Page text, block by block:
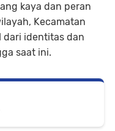
kaya dan peran
Kecamatan
dari identitas dan
saat ini.